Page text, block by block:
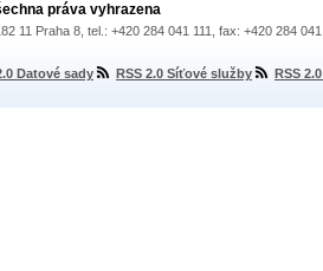
práva vyhrazena
11 Praha 8, tel.: +420 284 041 111, fax: +420 284
Datové sady RSS 2.0 Síťové služby RSS